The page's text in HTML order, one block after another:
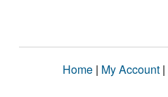
Home | My Account |